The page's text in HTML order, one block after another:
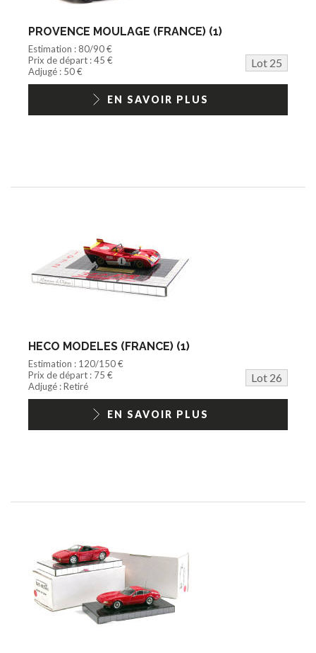
PROVENCE MOULAGE (FRANCE) (1)
Estimation : 80/90 €
Prix de départ : 45 €
Lot 25
Adjugé : 50 €
EN SAVOIR PLUS
HECO MODELES (FRANCE) (1)
Estimation : 120/150 €
Prix de départ : 75 €
Lot 26
Adjugé : Retiré
EN SAVOIR PLUS